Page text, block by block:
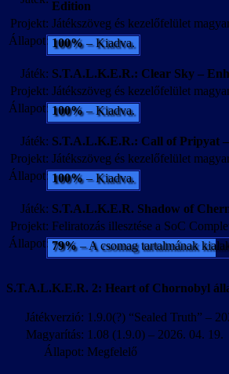
Edition
Projekt: Játékszöveg és kezelőfelület
Állapot: 100%– Kiadva.
Játék: S.T.A.L.K.E.R.: Clear Sky –
Projekt: Játékszöveg és kezelőfelület
Állapot: 100%– Kiadva.
Játék: S.T.A.L.K.E.R.: Call of Pripyat
Projekt: Játékszöveg és kezelőfelület
Állapot: 100%– Kiadva.
Játék: S.T.A.L.K.E.R. Shadow of
Projekt: Feliratozás illesztése a SoC
Állapot: 79%– A csomag tartalmának
S.T.A.L.K.E.R. 2: Heart of Chornobyl
Játékverzió: 1.9.0(?) “Sealed Truth” –
Magyarítás: 1.08 (1.9.0) – 2026. 04. 19.
Állapot: Megfelelő